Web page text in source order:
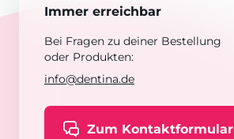
Immer erreichbar
Bei Fragen zu deiner Bestellung
oder Produkten:
info@dentina.de
Zum Kontaktformular